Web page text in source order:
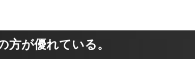
方が優れている。